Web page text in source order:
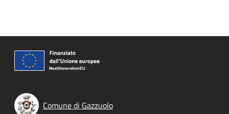
Comune di Gazzuolo